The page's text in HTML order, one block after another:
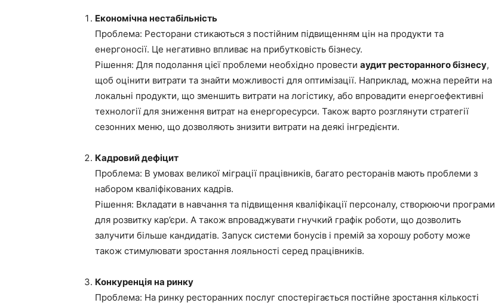
Економічна нестабільність
Проблема: Ресторани стикаються з постійним підвищенням цін на продукти та
енергоносії. Це негативно впливає на прибутковість бізнесу.
Рішення: Для подолання цієї проблеми необхідно провести аудит ресторанного бізнесу,
щоб оцінити витрати та знайти можливості для оптимізації. Наприклад, можна перейти на
локальні продукти, що зменшить витрати на логістику, або впровадити енергоефективні
технології для зниження витрат на енергоресурси. Також варто розглянути стратегії
сезонних меню, що дозволяють знизити витрати на деякі інгредієнти.
Кадровий дефіцит
Проблема: В умовах великої міграції працівників, багато ресторанів мають проблеми з
набором кваліфікованих кадрів.
Рішення: Вкладати в навчання та підвищення кваліфікації персоналу, створюючи програми
для розвитку кар’єри. А також впроваджувати гнучкий графік роботи, що дозволить
залучити більше кандидатів. Запуск системи бонусів і премій за хорошу роботу може
також стимулювати зростання лояльності серед працівників.
Конкуренція на ринку
Проблема: На ринку ресторанних послуг спостерігається постійне зростання кількості